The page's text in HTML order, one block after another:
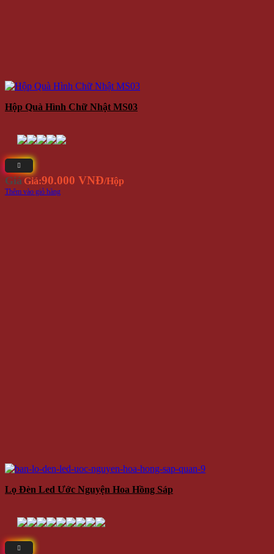
Hộp Quà Hình Chữ Nhật MS03
Giá Giá:90.000 VNĐ/Hộp
Thêm vào giỏ hàng
Lọ Đèn Led Ước Nguyện Hoa Hồng Sáp